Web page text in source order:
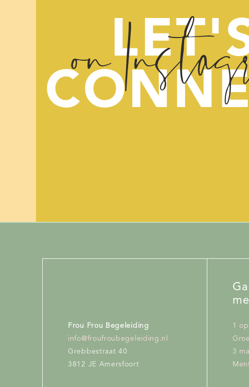
on
Frou Frou Begeleiding
info@froufroubegeleiding.nl
Grebbestraat 40
3812 JE Amersfoort
1
3